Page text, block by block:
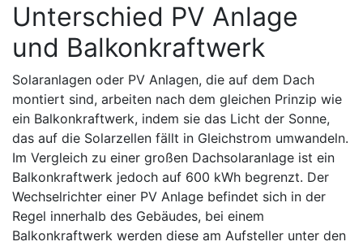
Unterschied PV Anlage
und Balkonkraftwerk
Solaranlagen oder PV Anlagen, die auf dem Dach
montiert sind, arbeiten nach dem gleichen Prinzip wie
ein Balkonkraftwerk, indem sie das Licht der Sonne,
das auf die Solarzellen fällt in Gleichstrom umwandeln.
Im Vergleich zu einer großen Dachsolaranlage ist ein
Balkonkraftwerk jedoch auf 600 kWh begrenzt. Der
Wechselrichter einer PV Anlage befindet sich in der
Regel innerhalb des Gebäudes, bei einem
Balkonkraftwerk werden diese am Aufsteller unter den